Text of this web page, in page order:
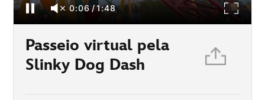
0:06 /1:48
Passeio virtual pela
Slinky Dog Dash